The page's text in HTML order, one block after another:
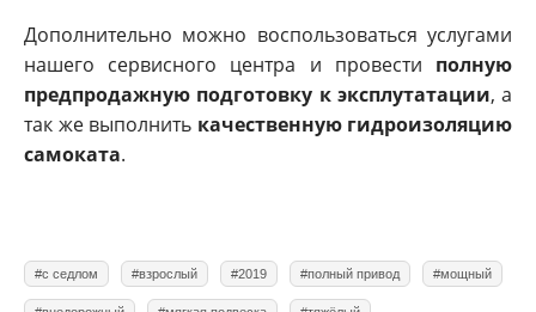
Дополнительно можно воспользоваться услугами
нашего сервисного центра и провести полную
предпродажную подготовку к эксплутатации, а
так же выполнить качественную гидроизоляцию
самоката.
#с седлом #взрослый #2019 #полный привод #мощный